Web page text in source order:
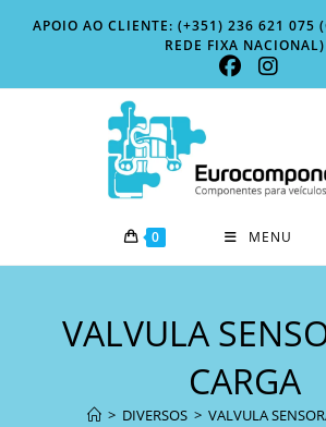
APOIO AO CLIENTE: (+351) 236 621 075
REDE FIXA NACIONAL)
0 MENU
VALVULA
CARGA
> DIVERSOS > VALVULA